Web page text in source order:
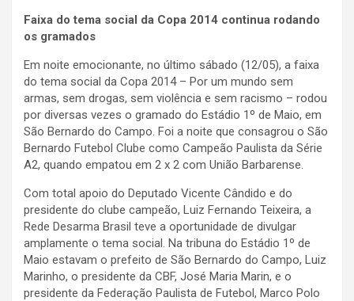
Faixa do tema social da Copa 2014 continua rodando
os gramados
Em noite emocionante, no último sábado (12/05), a faixa
do tema social da Copa 2014 – Por um mundo sem
armas, sem drogas, sem violência e sem racismo – rodou
por diversas vezes o gramado do Estádio 1º de Maio, em
São Bernardo do Campo. Foi a noite que consagrou o São
Bernardo Futebol Clube como Campeão Paulista da Série
A2, quando empatou em 2 x 2 com União Barbarense.
Com total apoio do Deputado Vicente Cândido e do
presidente do clube campeão, Luiz Fernando Teixeira, a
Rede Desarma Brasil teve a oportunidade de divulgar
amplamente o tema social. Na tribuna do Estádio 1º de
Maio estavam o prefeito de São Bernardo do Campo, Luiz
Marinho, o presidente da CBF, José Maria Marin, e o
presidente da Federação Paulista de Futebol, Marco Polo